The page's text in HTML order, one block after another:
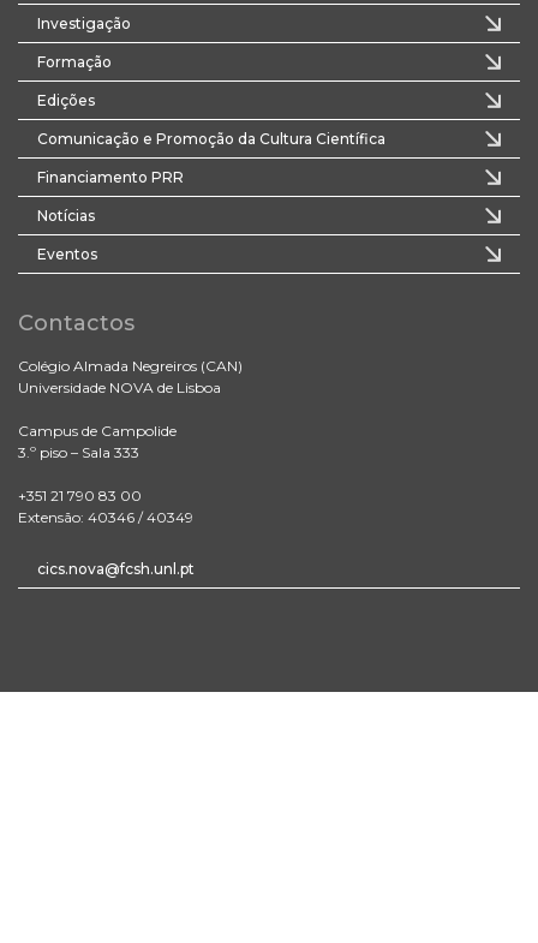
Investigação
Formação
Edições
Comunicação e Promoção da Cultura Científica
Financiamento PRR
Notícias
Eventos
Contactos
Colégio Almada Negreiros (CAN)
Universidade NOVA de Lisboa
Campus de Campolide
3.º piso – Sala 333
+351 21 790 83 00
Extensão: 40346 / 40349
cics.nova@fcsh.unl.pt